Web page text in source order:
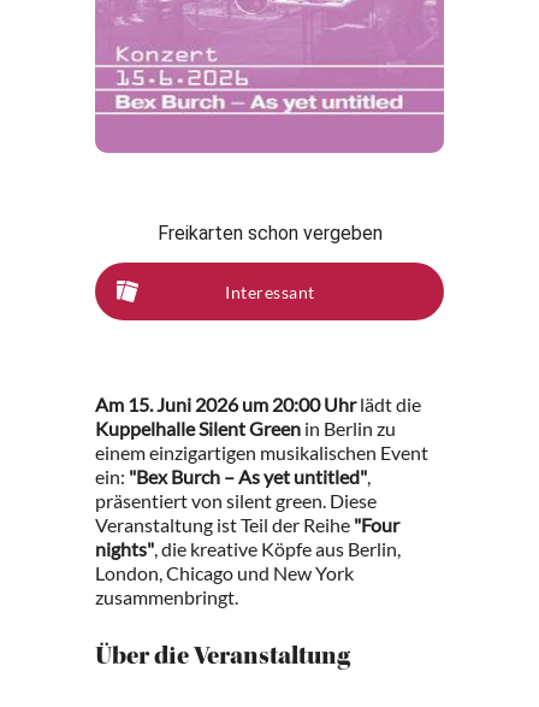
Freikarten schon vergeben
Interessant
Am 15. Juni 2026 um 20:00 Uhrlädt die
Kuppelhalle Silent Green in Berlin zu
einem einzigartigen musikalischen Event
ein: "Bex Burch – As yet untitled",
präsentiert von silent green. Diese
Veranstaltung ist Teil der Reihe "Four
nights", die kreative Köpfe aus Berlin,
London, Chicago und New York
zusammenbringt.
Über die Veranstaltung